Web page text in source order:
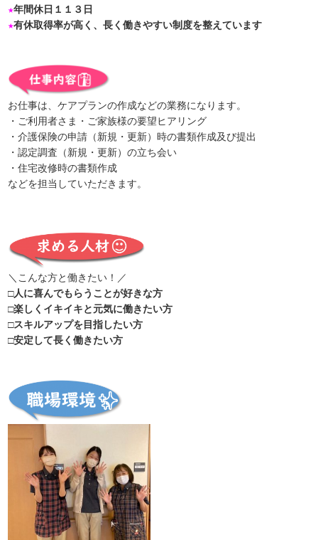
★年間休日１１３日
★有休取得率が高く、長く働きやすい制度を整えています
お仕事は、ケアプランの作成などの業務になります。
・ご利用者さま・ご家族様の要望ヒアリング
・介護保険の申請（新規・更新）時の書類作成及び提出
・認定調査（新規・更新）の立ち会い
・住宅改修時の書類作成
などを担当していただきます。
＼こんな方と働きたい！／
□人に喜んでもらうことが好きな方
□楽しくイキイキと元気に働きたい方
□スキルアップを目指したい方
□安定して長く働きたい方